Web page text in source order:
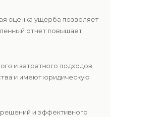
оценка ущерба позволяет
отчет повышает
и затратного подходов.
и имеют юридическую
и эффективного